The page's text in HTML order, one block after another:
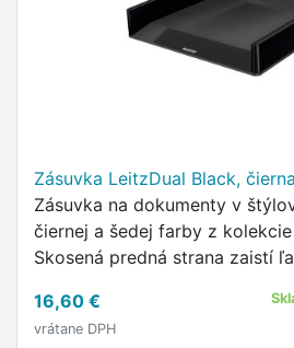
Zásuvka LeitzDual Black,
Zásuvka na dokumenty v
čiernej a šedej farby z
Skosená predná strana zaistí
vyrobený z pevného lesklého
16,60 €
vrátane DPH